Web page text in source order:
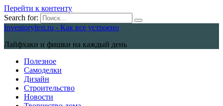
Перейти к контенту
Search for:
Inventoryfest.ru - Как все устроено
Лайфхаки и фишки на каждый день
Полезное
Самоделки
Дизайн
Строительство
Новости